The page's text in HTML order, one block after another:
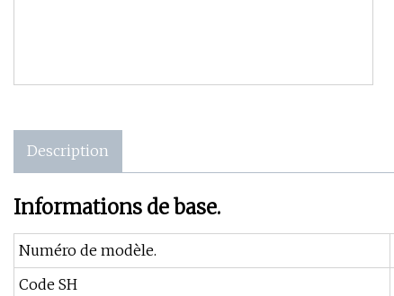
Description
Informations de base.
Numéro de modèle.
Code SH